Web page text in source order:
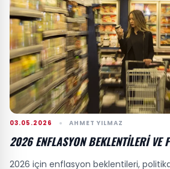
03.05.2026 AHMET YILMAZ
2026 ENFLASYON BEKLENTILERI VE
2026 için enflasyon beklentileri,